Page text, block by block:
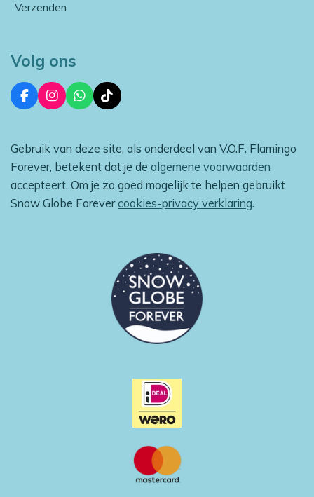
Verzenden
Volg ons
F
a
b
o
k
I
n
a
g
r
a
m
W
h
s
A
p
T
i
o
k
Gebruik van deze site, als onderdeel van V.O.F. Flamingo
Forever, betekent dat je de algemene voorwaarden
accepteert. Om je zo goed mogelijk te helpen gebruikt
Snow Globe Forevercookies-privacy verklaring.